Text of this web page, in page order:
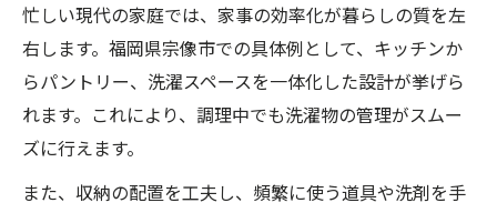
忙しい現代の家庭では、家事の効率化が暮らしの質を左
右します。福岡県宗像市での具体例として、キッチンか
らパントリー、洗濯スペースを一体化した設計が挙げら
れます。これにより、調理中でも洗濯物の管理がスムー
ズに行えます。
また、収納の配置を工夫し、頻繁に使う道具や洗剤を手